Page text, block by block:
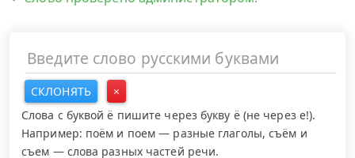
СКЛОНЯТЬ
×
Слова с буквой ё пишите через букву ё (не через е!).
Например: поём и поем — разные глаголы, съём и
съем — слова разных частей речи.